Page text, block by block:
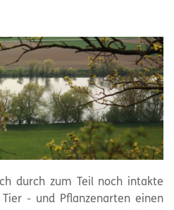
durch zum Teil noch intakte
- und Pflanzenarten einen